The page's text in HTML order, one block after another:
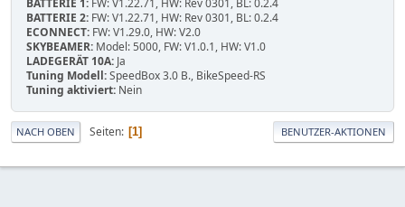
BATTERIE 1: FW: V1.22.71, HW: Rev 0301, BL: 0.2.4
BATTERIE 2: FW: V1.22.71, HW: Rev 0301, BL: 0.2.4
ECONNECT: FW: V1.29.0, HW: V2.0
SKYBEAMER: Model: 5000, FW: V1.0.1, HW: V1.0
LADEGERÄT 10A: Ja
Tuning Modell:SpeedBox 3.0 B., BikeSpeed-RS
Tuning aktiviert: Nein
NACH OBEN Seiten 1 BENUTZER-AKTIONEN